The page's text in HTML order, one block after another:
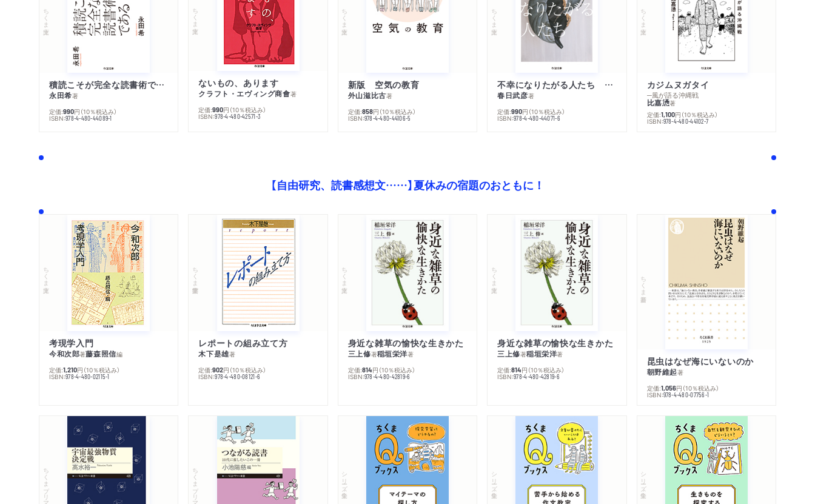
ちくま文庫
積読こそが完全な読書術である
永田希著
定価:990円 （10％税込み）
ISBN:978-4-480-44089-1
ちくま文庫
ないもの、あります
クラフト・エヴィング商會著
定価:990円 （10％税込み）
ISBN:978-4-480-42571-3
ちくま文庫
新版 空気の教育
外山滋比古著
定価:858円 （10％税込み）
ISBN:978-4-480-44106-5
ちくま文庫
不幸になりたがる人たち 増補新版
春日武彦著
定価:990円 （10％税込み）
ISBN:978-4-480-44071-6
ちくま文庫
カジムヌガタイ
─風が語る沖縄戦
比嘉慂著
定価:1,100円 （10％税込み）
ISBN:978-4-480-44102-7
【自由研究、読書感想文……】夏休みの宿題のおともに！
ちくま文庫
考現学入門
今和次郎著藤森照信編
定価:1,210円 （10％税込み）
ISBN:978-4-480-02115-1
ちくま学芸文庫
レポートの組み立て方
木下是雄著
定価:902円 （10％税込み）
ISBN:978-4-480-08121-6
ちくま文庫
身近な雑草の愉快な生きかた
三上修著稲垣栄洋著
定価:814円 （10％税込み）
ISBN:978-4-480-42819-6
ちくま文庫
身近な雑草の愉快な生きかた
三上修著稲垣栄洋著
定価:814円 （10％税込み）
ISBN:978-4-480-42819-6
ちくま新書
昆虫はなぜ海にいないのか
朝野維起著
定価:1,056円 （10％税込み）
ISBN:978-4-480-07756-1
ちくまプリマー新書 ちくまプリマー新書 シリーズ・全集 シリーズ・全集 シリーズ・全集